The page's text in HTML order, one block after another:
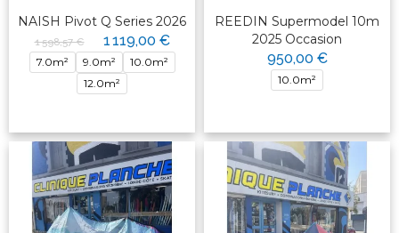
NAISH Pivot Q Series 2026
1 598,57 € 1 119,00 €
7.0m² 9.0m²
10.0m²
12.0m²
REEDIN Supermodel 10m
2025 Occasion
950,00 €
10.0m²